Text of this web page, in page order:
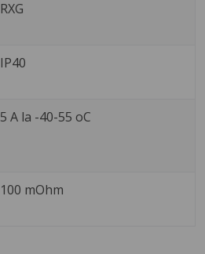
RXG
IP40
5 A la -40-55 oC
100 mOhm